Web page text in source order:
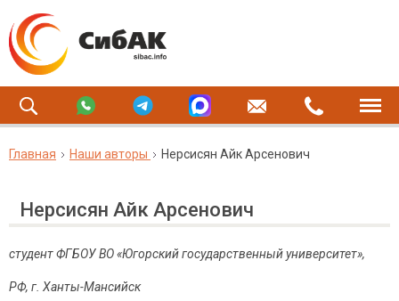
Главная Наши авторы Нерсисян Айк Арсенович
Нерсисян Айк Арсенович
студент ФГБОУ ВО «Югорский государственный университет»,
РФ, г. Ханты-Мансийск